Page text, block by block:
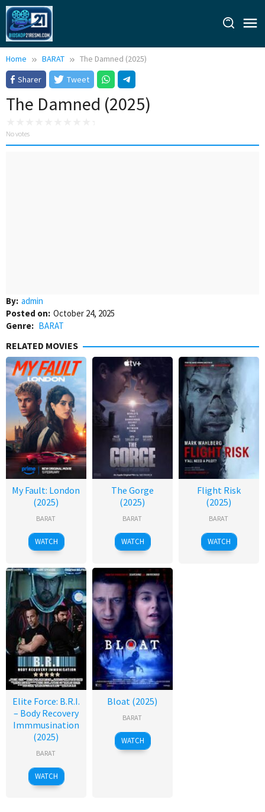
Skip
content
Home BARAT
The Damned (2025)
Sharer
Tweet
The Damned (2025)
No votes
By: admin
Posted on: October 24, 2025
Genre: BARAT
RELATED MOVIES
My Fault: London
(2025)
BARAT
WATCH
The Gorge
(2025)
BARAT
WATCH
Flight Risk
(2025)
BARAT
WATCH
Elite Force: B.R.I.
– Body Recovery
Immmusination
(2025)
BARAT
WATCH
Bloat (2025)
BARAT
WATCH